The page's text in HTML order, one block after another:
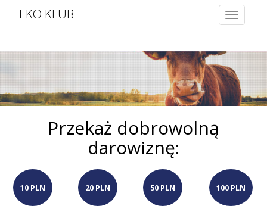
EKO KLUB
Toggle
Przekaż dobrowolną
darowiznę:
10 PLN 20 PLN 50 PLN 100 PLN